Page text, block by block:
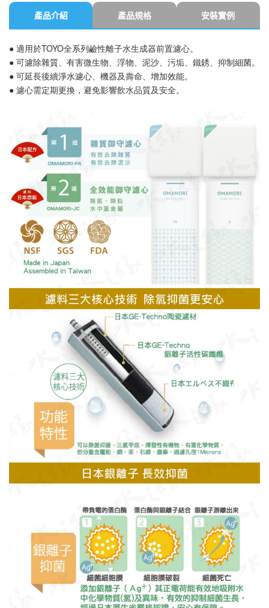
產品介紹 產品規格 安裝實例
● 適用於TOYO全系列鹼性離子水生成器前置濾心。
● 可濾除雜質、有害微生物、浮物、泥沙、污垢、鐵銹、抑制細菌。
● 可延長後續淨水濾心、機器及壽命、增加效能。
● 濾心需定期更換，避免影響飲水品質及安全。